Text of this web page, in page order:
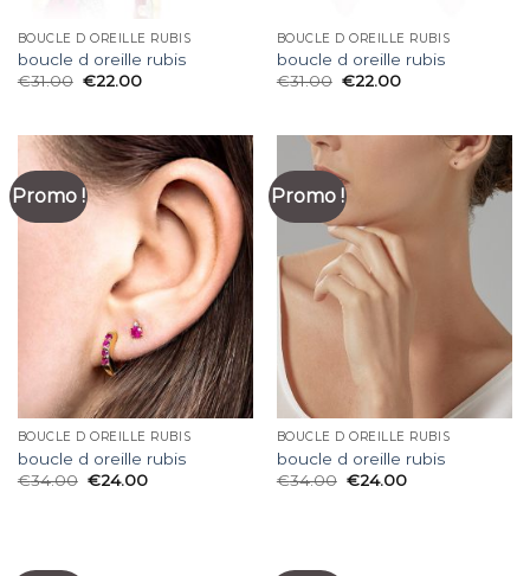
BOUCLE D OREILLE RUBIS
boucle d oreille rubis
€31.00 €22.00
BOUCLE D OREILLE RUBIS
boucle d oreille rubis
€31.00 €22.00
Promo !
BOUCLE D OREILLE RUBIS
boucle d oreille rubis
€34.00 €24.00
Promo !
BOUCLE D OREILLE RUBIS
boucle d oreille rubis
€34.00 €24.00